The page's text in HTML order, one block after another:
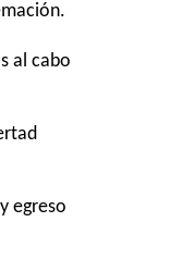
al cabo
egreso